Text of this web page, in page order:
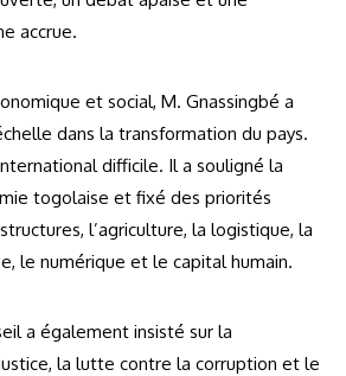
accrue.
et social, M. Gnassingbé a
dans la transformation du pays.
difficile. Il a souligné la
togolaise et fixé des priorités
l’agriculture, la logistique, la
le numérique et le capital humain.
a également insisté sur la
la lutte contre la corruption et le